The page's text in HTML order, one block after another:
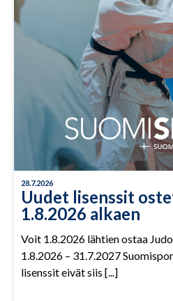
28.7.2026
Uudet lisenssit
1.8.2026 alkaen
Voit 1.8.2026 lähtien ostaa
1.8.2026 – 31.7.2027
lisenssit eivät siis [...]